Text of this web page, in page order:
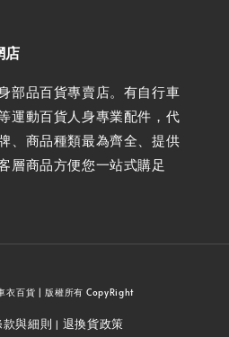
店
部品百貨專賣店。有自行車
運動百貨人身專業配件，代
、商品種類最為齊全、提供
層商品方便您一站式購足
衣百貨 | 版權所有 CopyRight
款與細則 | 退換貨政策